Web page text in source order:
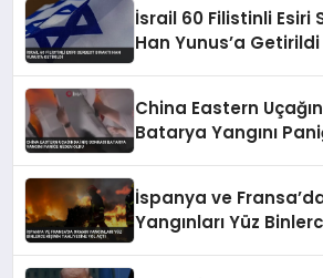
İsrail 60 Filistinli Esiri
Han Yunus’a Getirildi
China Eastern
Batarya Yangını
İspanya ve
Yangınları Yüz